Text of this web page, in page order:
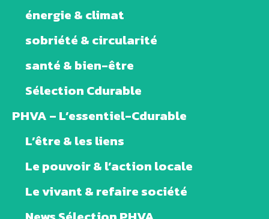
énergie & climat
sobriété & circularité
santé & bien-être
Sélection Cdurable
PHVA – L’essentiel-Cdurable
L’être & les liens
Le pouvoir & l’action locale
Le vivant & refaire société